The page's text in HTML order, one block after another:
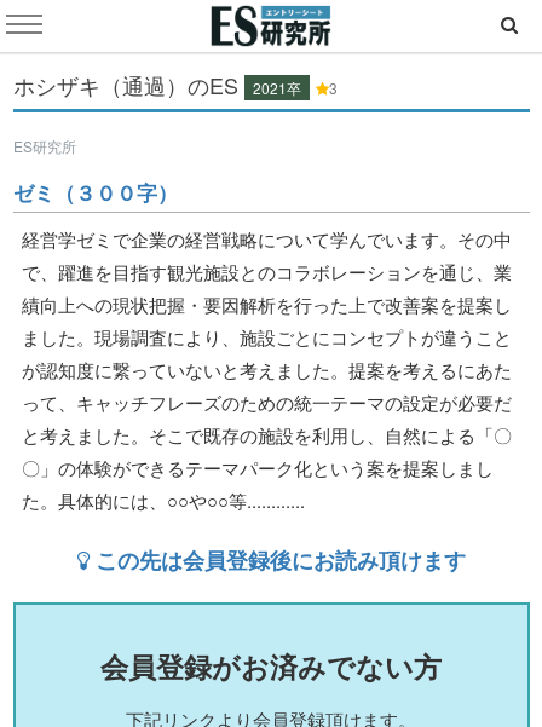
ホシザキ（通過）のES 2021卒 3
ES研究所
ゼミ（３００字）
経営学ゼミで企業の経営戦略について学んでいます。その中
で、躍進を目指す観光施設とのコラボレーションを通じ、業
績向上への現状把握・要因解析を行った上で改善案を提案し
ました。現場調査により、施設ごとにコンセプトが違うこと
が認知度に繋っていないと考えました。提案を考えるにあた
って、キャッチフレーズのための統一テーマの設定が必要だ
と考えました。そこで既存の施設を利用し、自然による「〇
〇」の体験ができるテーマパーク化という案を提案しまし
た。具体的には、○○や○○等............
この先は会員登録後にお読み頂けます
会員登録がお済みでない方
下記リンクより会員登録頂けます。